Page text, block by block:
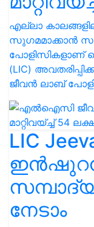
എല്ലാ
സുഗമമാക്കാൻ
(LIC)
ജീവൻ ലാബ്
LIC
നേടാം